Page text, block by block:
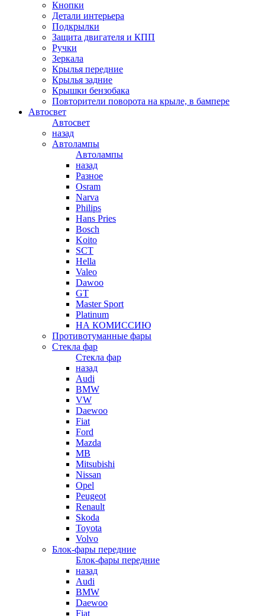
Кнопки
Детали интерьера
Подкрылки
Защита двигателя и КПП
Ручки
Зеркала
Крылья передние
Крылья задние
Крышки бензобака
Повторители поворота на крыле, в бампере
Автосвет
Автосвет
назад
Автолампы
Автолампы
назад
Разное
Osram
Narva
Philips
Hans Pries
Bosch
Koito
SCT
Hella
Valeo
Dawoo
GT
Master Sport
Platinum
НА КОМИССИЮ
Противотуманные фары
Стекла фар
Стекла фар
назад
Audi
BMW
VW
Daewoo
Fiat
Ford
Mazda
MB
Mitsubishi
Nissan
Opel
Peugeot
Renault
Skoda
Toyota
Volvo
Блок-фары передние
Блок-фары передние
назад
Audi
BMW
Daewoo
Fiat